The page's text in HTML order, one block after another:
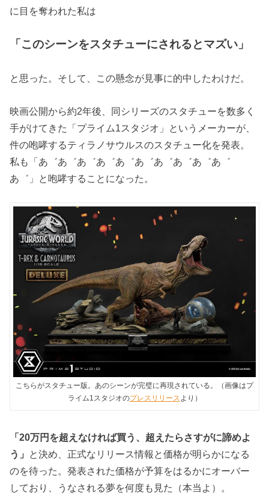
に目を奪われた私は
「このシーンをスタチューにされるとマズい」
と思った。そして、この懸念が見事に的中したわけだ。
映画公開から約2年後、同シリーズのスタチューを数多く
手がけてきた「プライム1スタジオ」というメーカーが、
件の咆哮するティラノサウルスのスタチュー化を発表。
私も「あ゛あ゛あ゛あ゛あ゛あ゛あ゛あ゛あ゛あ゛
あ゛」と咆哮することになった。
こちらがスタチュー版。あのシーンが完璧に再現されている。（画像はプ
ライム1スタジオのプレスリリースより）
「20万円を超えなければ買う、超えたらさすがに諦めよ
う」 と決め、正式なリリース情報と価格が明らかになる
のを待った。発表された価格が予算をはるかにオーバー
しており、うなされる夢を何度も見た（本当よ）。